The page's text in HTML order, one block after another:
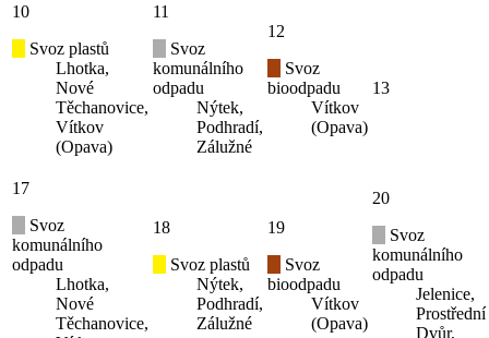
10
Svoz plastů
Lhotka,
Nové
Těchanovice,
Vítkov
(Opava)
11
Svoz
komunálního
odpadu
Nýtek,
Podhradí,
Zálužné
12
Svoz
bioodpadu
Vítkov
(Opava)
13
17
Svoz
komunálního
odpadu
Lhotka,
Nové
Těchanovice,
18
Svoz plastů
Nýtek,
Podhradí,
Zálužné
19
Svoz
bioodpadu
Vítkov
(Opava)
20
Svoz
komunálního
odpadu
Jelenice,
Prostřední
Dvůr,